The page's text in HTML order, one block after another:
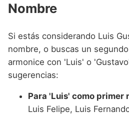
Nombre
Si estás considerando Luis
nombre, o buscas un
armonice con 'Luis' o
sugerencias:
Para 'Luis' como primer
Luis Felipe, Luis